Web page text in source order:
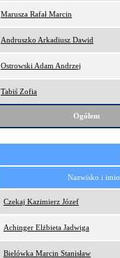
Marusza Rafał Marcin
Andruszko Arkadiusz Dawid
Ostrowski Adam Andrzej
Tabiś Zofia
Ogółem
Nazwisko i
Czekaj Kazimierz Józef
Achinger Elżbieta Jadwiga
Bielówka Marcin Stanisław